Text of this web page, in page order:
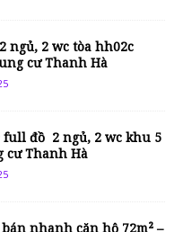
ngủ, 2 wc tòa hh02c
cư Thanh Hà
full đồ 2 ngủ, 2 wc khu 5
cư Thanh Hà
nhanh căn hộ 72m² –